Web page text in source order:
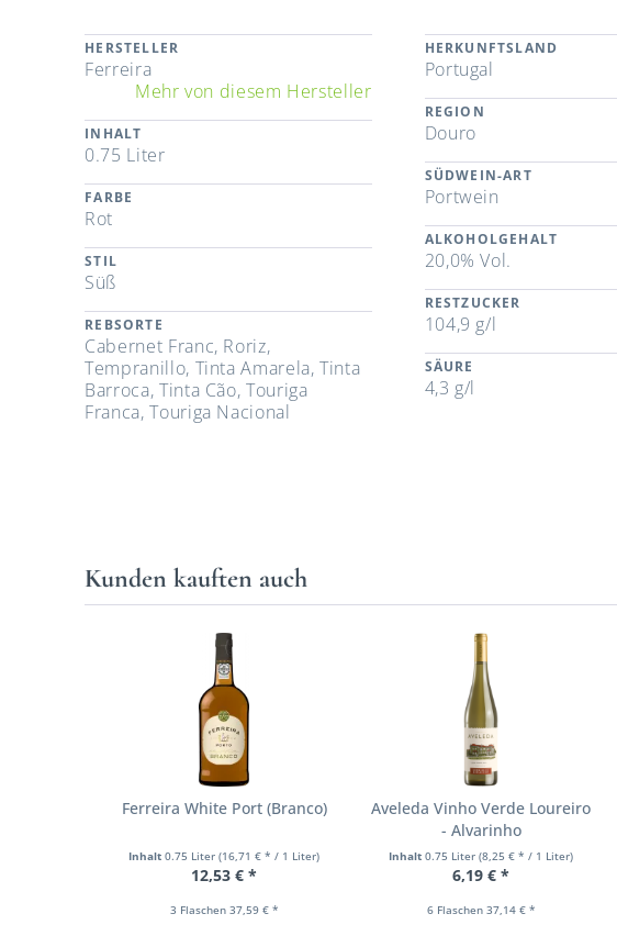
HERSTELLER
Ferreira
Mehr von diesem Hersteller
INHALT
0.75 Liter
FARBE
Rot
STIL
Süß
REBSORTE
Cabernet Franc, Roriz,
Tempranillo, Tinta Amarela, Tinta
Barroca, Tinta Cão, Touriga
Franca, Touriga Nacional
HERKUNFTSLAND
Portugal
REGION
Douro
SÜDWEIN-ART
Portwein
ALKOHOLGEHALT
20,0% Vol.
RESTZUCKER
104,9 g/l
SÄURE
4,3 g/l
Kunden kauften auch
Ferreira White Port (Branco)
Inhalt0.75 Liter(16,71 € * / 1 Liter)
12,53 € *
3 Flaschen 37,59 € *
Aveleda Vinho Verde Loureiro
- Alvarinho
Inhalt0.75 Liter(8,25 € * / 1 Liter)
6,19 € *
6 Flaschen 37,14 € *